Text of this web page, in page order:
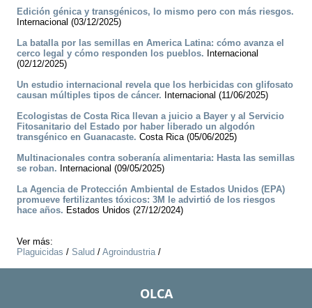
Edición génica y transgénicos, lo mismo pero con más riesgos.
Internacional (03/12/2025)
La batalla por las semillas en America Latina: cómo avanza el
cerco legal y cómo responden los pueblos. Internacional
(02/12/2025)
Un estudio internacional revela que los herbicidas con glifosato
causan múltiples tipos de cáncer. Internacional (11/06/2025)
Ecologistas de Costa Rica llevan a juicio a Bayer y al Servicio
Fitosanitario del Estado por haber liberado un algodón
transgénico en Guanacaste. Costa Rica (05/06/2025)
Multinacionales contra soberanía alimentaria: Hasta las semillas
se roban. Internacional (09/05/2025)
La Agencia de Protección Ambiental de Estados Unidos (EPA)
promueve fertilizantes tóxicos: 3M le advirtió de los riesgos
hace años. Estados Unidos (27/12/2024)
Ver más:
Plaguicidas / Salud / Agroindustria/
OLCA